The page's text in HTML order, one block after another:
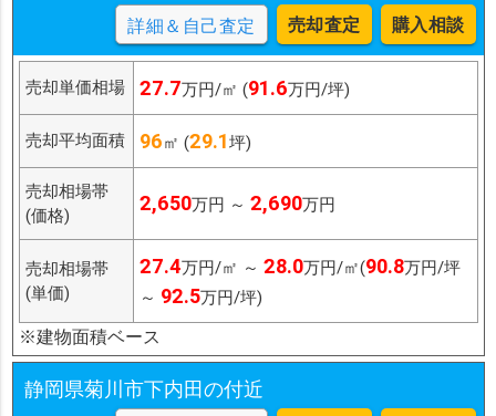
詳細＆自己査定 売却査定 購入相談
売却単価相場 27.7万円/㎡ (91.6万円/坪)
売却平均面積 96㎡ (29.1坪)
売却相場帯
(価格)
2,650万円 ～ 2,690万円
売却相場帯
(単価)
27.4万円/㎡ ～ 28.0万円/㎡(90.8万円/坪
～ 92.5万円/坪)
※建物面積ベース
静岡県菊川市下内田の付近